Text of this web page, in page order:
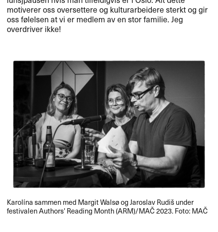
motiverer oss oversettere og kulturarbeidere sterkt og gir
oss f​ø​lelsen at vi er medlem av en stor familie. Jeg
overdriver ikke!​​
Karol​í​na sammen med Margit Wals​ø og Jaroslav Rudi​š under
festivalen Authors​​' Reading Month (ARM)/MA​Č 2023. Foto: MA​Č​